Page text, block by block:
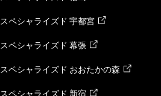
スペシャライズド 宇都宮
スペシャライズド 幕張
スペシャライズド おおたかの森
スペシャライズド 新宿